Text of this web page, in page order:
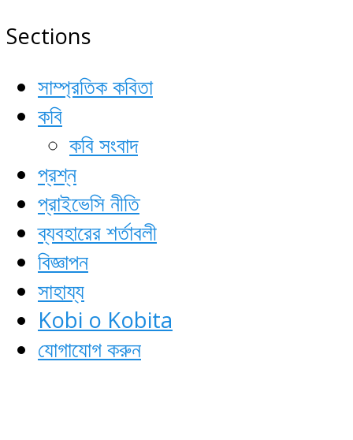
Sections
সাম্প্রতিক কবিতা
কবি
কবি সংবাদ
প্রশ্ন
প্রাইভেসি নীতি
ব্যবহারের শর্তাবলী
বিজ্ঞাপন
সাহায্য
Kobi o Kobita
যোগাযোগ করুন